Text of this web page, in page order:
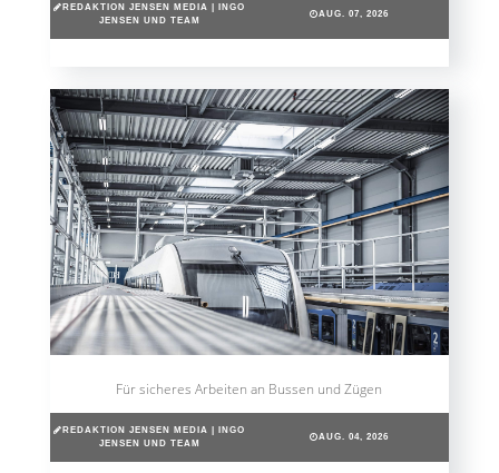
REDAKTION JENSEN MEDIA | INGO
JENSEN UND TEAM
AUG. 07, 2026
Für sicheres Arbeiten an Bussen und Zügen
REDAKTION JENSEN MEDIA | INGO
JENSEN UND TEAM
AUG. 04, 2026